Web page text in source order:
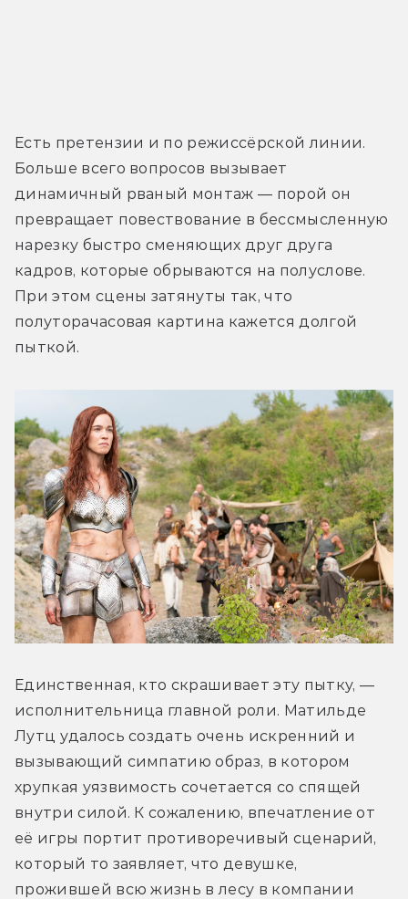
Есть претензии и по режиссёрской линии.
Больше всего вопросов вызывает
динамичный рваный монтаж — порой он
превращает повествование в бессмысленную
нарезку быстро сменяющих друг друга
кадров, которые обрываются на полуслове.
При этом сцены затянуты так, что
полуторачасовая картина кажется долгой
пыткой.
Единственная, кто скрашивает эту пытку, —
исполнительница главной роли. Матильде
Лутц удалось создать очень искренний и
вызывающий симпатию образ, в котором
хрупкая уязвимость сочетается со спящей
внутри силой. К сожалению, впечатление от
её игры портит противоречивый сценарий,
который то заявляет, что девушке,
прожившей всю жизнь в лесу в компании